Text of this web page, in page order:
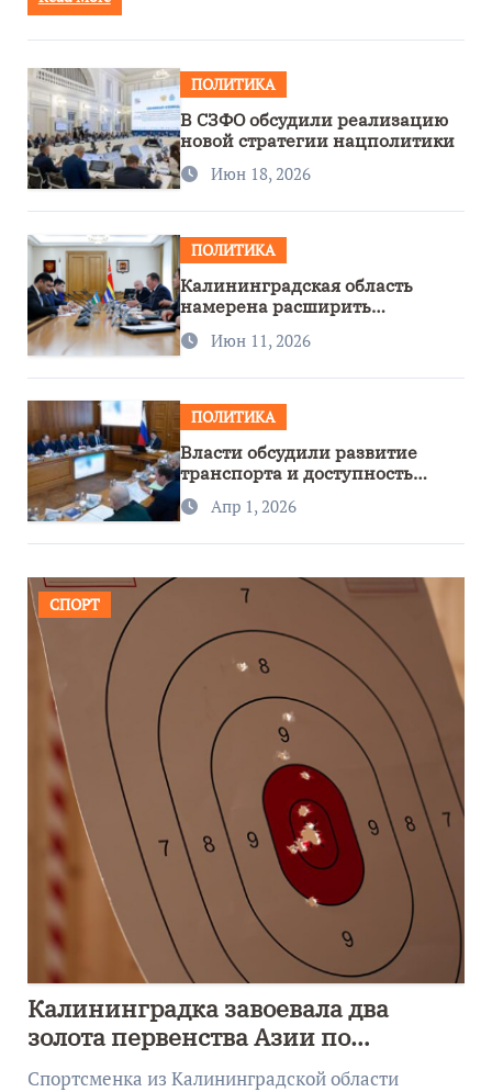
ПОЛИТИКА
В СЗФО обсудили реализацию
новой стратегии нацполитики
Июн 18, 2026
ПОЛИТИКА
Калининградская область
намерена расширить
сотрудничество с Узбекистаном
Июн 11, 2026
ПОЛИТИКА
Власти обсудили развитие
транспорта и доступность
региона
Апр 1, 2026
СПОРТ
Калининградка завоевала два
золота первенства Азии по
метанию ножа
Спортсменка из Калининградской области